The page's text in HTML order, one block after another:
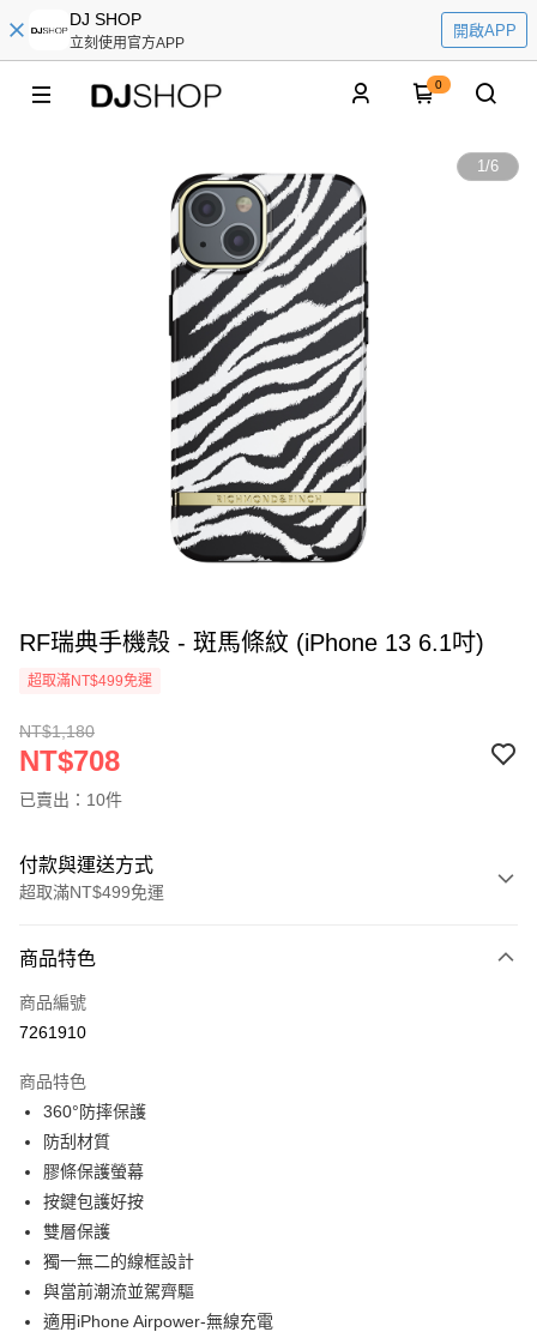
DJ SHOP
立刻使用官方APP
開啟APP
0
1/6
RF瑞典手機殼 - 斑馬條紋 (iPhone 13 6.1吋)
超取滿NT$499免運
NT$1,180
NT$708
已賣出：10件
付款與運送方式
超取滿NT$499免運
信用卡一次付款
超商取貨付款
Apple Pay
街口支付
悠遊付
AFTEE先享後付
相關說明
【關於「AFTEE先享後付」】
AFTEE先享後付是「在收到商品之後才付款」的支付方式。 讓您購物簡單
ATM付款
商品特色
商品編號
7261910
商品特色
360°防摔保護
防刮材質
膠條保護螢幕
按鍵包護好按
雙層保護
獨一無二的線框設計
與當前潮流並駕齊驅
適用iPhone Airpower-無線充電